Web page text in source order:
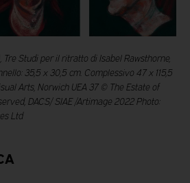
Studi per il ritratto di Isabel Rawsthorne,
35,5 x 30,5 cm. Complessivo 47 x 115,5
Arts, Norwich UEA 37 © The Estate of
DACS/ SIAE /Artimage 2022 Photo:
Ltd